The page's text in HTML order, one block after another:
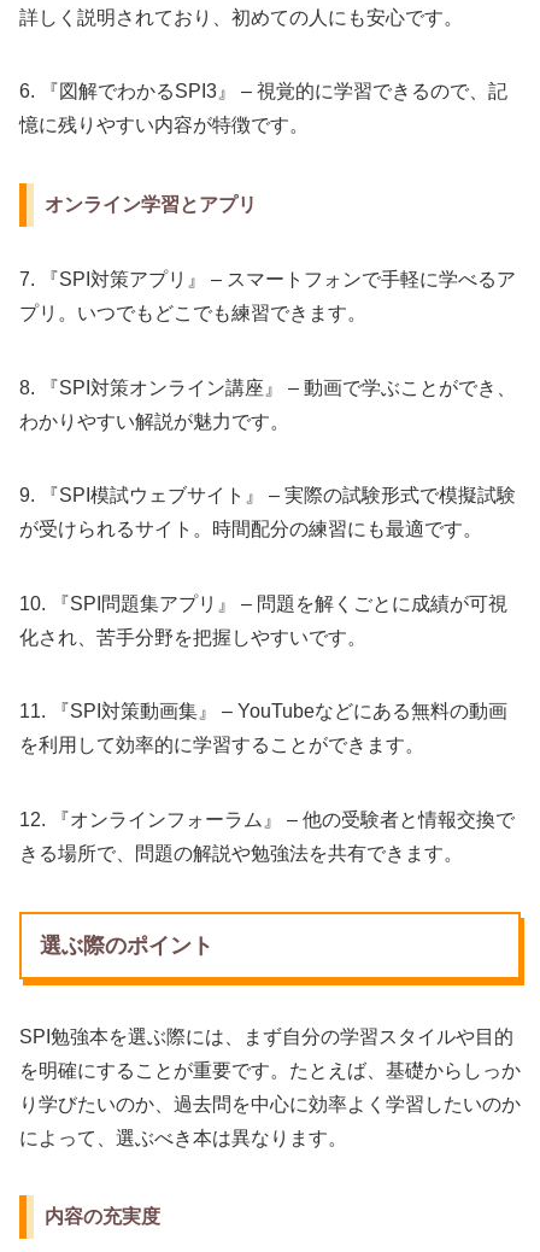
詳しく説明されており、初めての人にも安心です。
6. 『図解でわかるSPI3』 – 視覚的に学習できるので、記
憶に残りやすい内容が特徴です。
オンライン学習とアプリ
7. 『SPI対策アプリ』 – スマートフォンで手軽に学べるア
プリ。いつでもどこでも練習できます。
8. 『SPI対策オンライン講座』 – 動画で学ぶことができ、
わかりやすい解説が魅力です。
9. 『SPI模試ウェブサイト』 – 実際の試験形式で模擬試験
が受けられるサイト。時間配分の練習にも最適です。
10. 『SPI問題集アプリ』 – 問題を解くごとに成績が可視
化され、苦手分野を把握しやすいです。
11. 『SPI対策動画集』 – YouTubeなどにある無料の動画
を利用して効率的に学習することができます。
12. 『オンラインフォーラム』 – 他の受験者と情報交換で
きる場所で、問題の解説や勉強法を共有できます。
選ぶ際のポイント
SPI勉強本を選ぶ際には、まず自分の学習スタイルや目的
を明確にすることが重要です。たとえば、基礎からしっか
り学びたいのか、過去問を中心に効率よく学習したいのか
によって、選ぶべき本は異なります。
内容の充実度